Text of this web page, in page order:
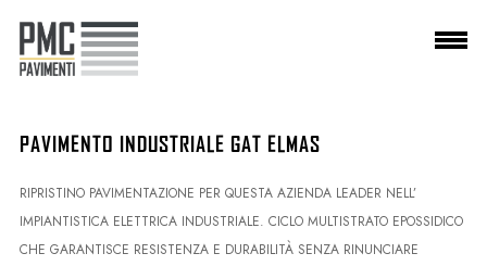
PAVIMENTO INDUSTRIALE GAT ELMAS
RIPRISTINO PAVIMENTAZIONE PER QUESTA AZIENDA LEADER NELL’
IMPIANTISTICA ELETTRICA INDUSTRIALE. CICLO MULTISTRATO EPOSSIDICO
CHE GARANTISCE RESISTENZA E DURABILITÀ SENZA RINUNCIARE
P.IVA04195010923